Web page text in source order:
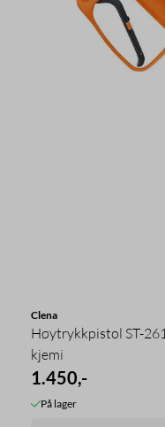
Clena
Høytrykkpistol ST-
kjemi
1.450,-
På lager